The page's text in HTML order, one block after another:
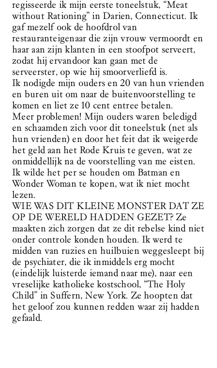
regisseerde ik mijn eerste toneelstuk, “Meat
without Rationing” in Darien, Connecticut. Ik
gaf mezelf ook de hoofdrol van
restauranteigenaar die zijn vrouw vermoordt en
haar aan zijn klanten in een stoofpot serveert,
zodat hij ervandoor kan gaan met de
serveerster, op wie hij smoorverliefd is.
Ik nodigde mijn ouders en 20 van hun vrienden
en buren uit om naar de buitenvoorstelling te
komen en liet ze 10 cent entree betalen.
Meer problemen! Mijn ouders waren beledigd
en schaamden zich voor dit toneelstuk (net als
hun vrienden) en door het feit dat ik weigerde
het geld aan het Rode Kruis te geven, wat ze
onmiddellijk na de voorstelling van me eisten.
Ik wilde het per se houden om Batman en
Wonder Woman te kopen, wat ik niet mocht
lezen.
WIE WAS DIT KLEINE MONSTER DAT ZE
OP DE WERELD HADDEN GEZET? Ze
maakten zich zorgen dat ze dit rebelse kind niet
onder controle konden houden. Ik werd te
midden van ruzies en huilbuien weggesleept bij
de psychiater, die ik inmiddels erg mocht
(eindelijk luisterde iemand naar me), naar een
vreselijke katholieke kostschool, “The Holy
Child” in Suffern, New York. Ze hoopten dat
het geloof zou kunnen redden waar zij hadden
gefaald.